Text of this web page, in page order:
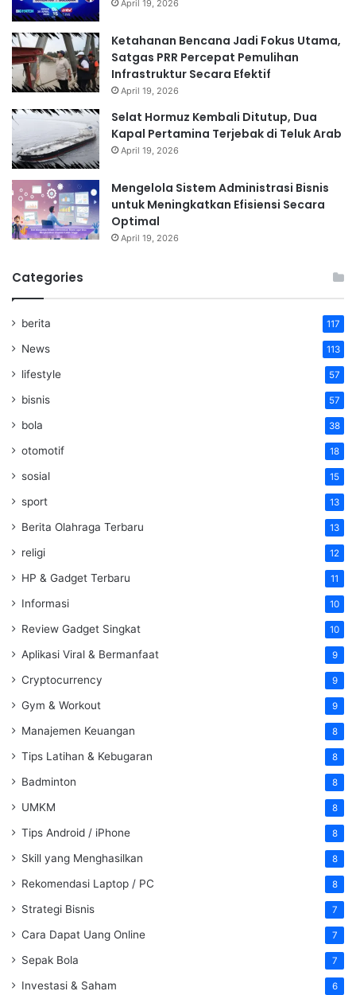
April 19, 2026
Ketahanan Bencana Jadi Fokus Utama,
Satgas PRR Percepat Pemulihan
Infrastruktur Secara Efektif
April 19, 2026
Selat Hormuz Kembali Ditutup, Dua
Kapal Pertamina Terjebak di Teluk Arab
April 19, 2026
Mengelola Sistem Administrasi Bisnis
untuk Meningkatkan Efisiensi Secara
Optimal
April 19, 2026
Categories
berita 117
News 113
lifestyle 57
bisnis 57
bola 38
otomotif 18
sosial 15
sport 13
Berita Olahraga Terbaru 13
religi 12
HP & Gadget Terbaru 11
Informasi 10
Review Gadget Singkat 10
Aplikasi Viral & Bermanfaat 9
Cryptocurrency 9
Gym & Workout 9
Manajemen Keuangan 8
Tips Latihan & Kebugaran 8
Badminton 8
UMKM 8
Tips Android / iPhone 8
Skill yang Menghasilkan 8
Rekomendasi Laptop / PC 8
Strategi Bisnis 7
Cara Dapat Uang Online 7
Sepak Bola 7
Investasi & Saham 6